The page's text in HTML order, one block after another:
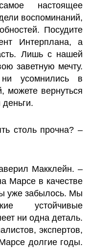
настоящее
воспоминаний,
Посудите
Интерплана, а
Лишь с нашей
заветную мечту.
усомнились в
можете вернуться
столь прочна? –
Макклейн. –
Марсе в качестве
уже забылось. Мы
устойчивые
ни одна деталь.
экспертов,
долгие годы.